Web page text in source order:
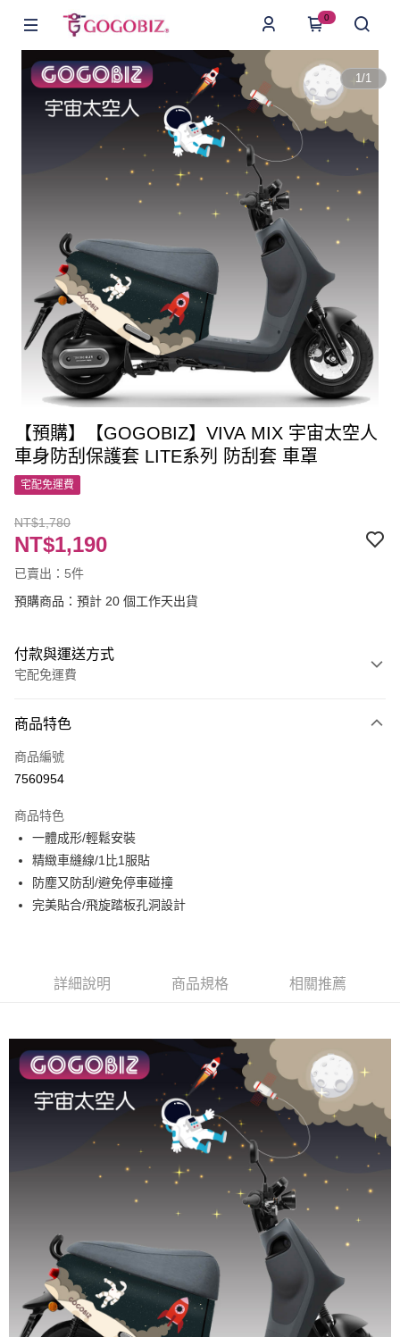
0
1/1
【預購】【GOGOBIZ】VIVA MIX 宇宙太空人
車身防刮保護套 LITE系列 防刮套 車罩
宅配免運費
NT$1,780
NT$1,190
已賣出：5件
預購商品：預計 20 個工作天出貨
付款與運送方式
宅配免運費
信用卡一次付款
LINE Pay
街口支付
悠遊付
全盈+PAY
【關於「AFTEE先享後付」】
AFTEE先享後付是「在收到商品之後才付款」的支付方式。 讓您購物簡單
２．便利：只要手機號碼，簡訊認證，即可結帳。
３．安心：先確認商品／服務後，再付款。
【「AFTEE先享後付」結帳流程】
１．於結帳方式選擇「AFTEE先享後付」後，將跳轉至「AFTEE先享後付」
結帳頁面，進行簡訊認證並確認金額後，即可完成結帳。
２．訂單成立數日內，您將收到繳費通知簡訊。
３．收到繳費通知簡訊後14天內，點擊此簡訊中的連結，可透過四大超商／
ATM／網路銀行／等多元方式進行付款，方視為交易完成。
※ 請注意：結帳手續完成當下不需立刻繳費，但若您需要取消訂單，請聯絡
購買商品的店家。未經商家同意取消之訂單仍視為有效，需透過AFTEE先享
※ 交易是否成功請以「AFTEE先享後付 」之結帳頁面顯示為準，若有關於
是否繳費成功／繳費後需取消欲退款等相關疑問，請聯繫「AFTEE先享後付
客戶支援中心」https://netprotections.freshdesk.com/support/home
【注意事項】
１．透過由恩沛科技股份有限公司提供之「AFTEE先享後付」服務完成之交
易，需依本服務之必要範圍內提供個人資料，並將交易相關給付款項請求債
ATM付款
付款後全家取貨
每筆NT$60，滿NT$1,000(含以上)免運費
每筆NT$60，滿NT$1,000(含以上)免運費
免運費
商品特色
商品編號
7560954
商品特色
一體成形/輕鬆安裝
精緻車縫線/1比1服貼
防塵又防刮/避免停車碰撞
完美貼合/飛旋踏板孔洞設計
詳細說明 商品規格 相關推薦